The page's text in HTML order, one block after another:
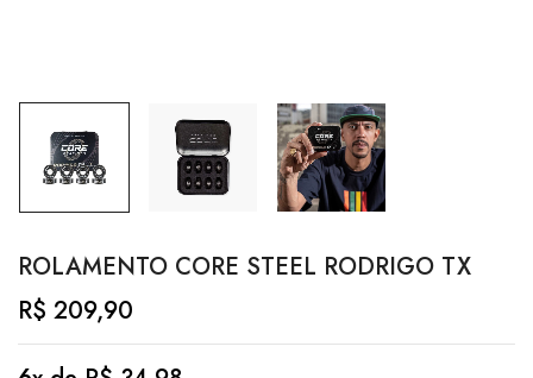
ROLAMENTO CORE STEEL RODRIGO TX
R$ 209,90